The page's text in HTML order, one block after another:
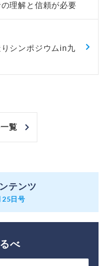
理解と信頼が必要
シンポジウムin九
覧
テンツ
日号
べ